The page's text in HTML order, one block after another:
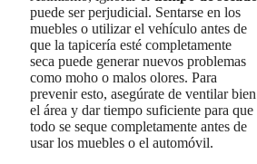
puede ser perjudicial. Sentarse en los
muebles o utilizar el vehículo antes de
que la tapicería esté completamente
seca puede generar nuevos problemas
como moho o malos olores. Para
prevenir esto, asegúrate de ventilar bien
el área y dar tiempo suficiente para que
todo se seque completamente antes de
usar los muebles o el automóvil.